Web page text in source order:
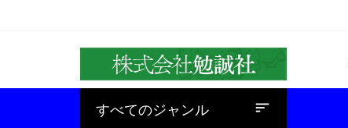
すべてのジャンル
baseline_sort